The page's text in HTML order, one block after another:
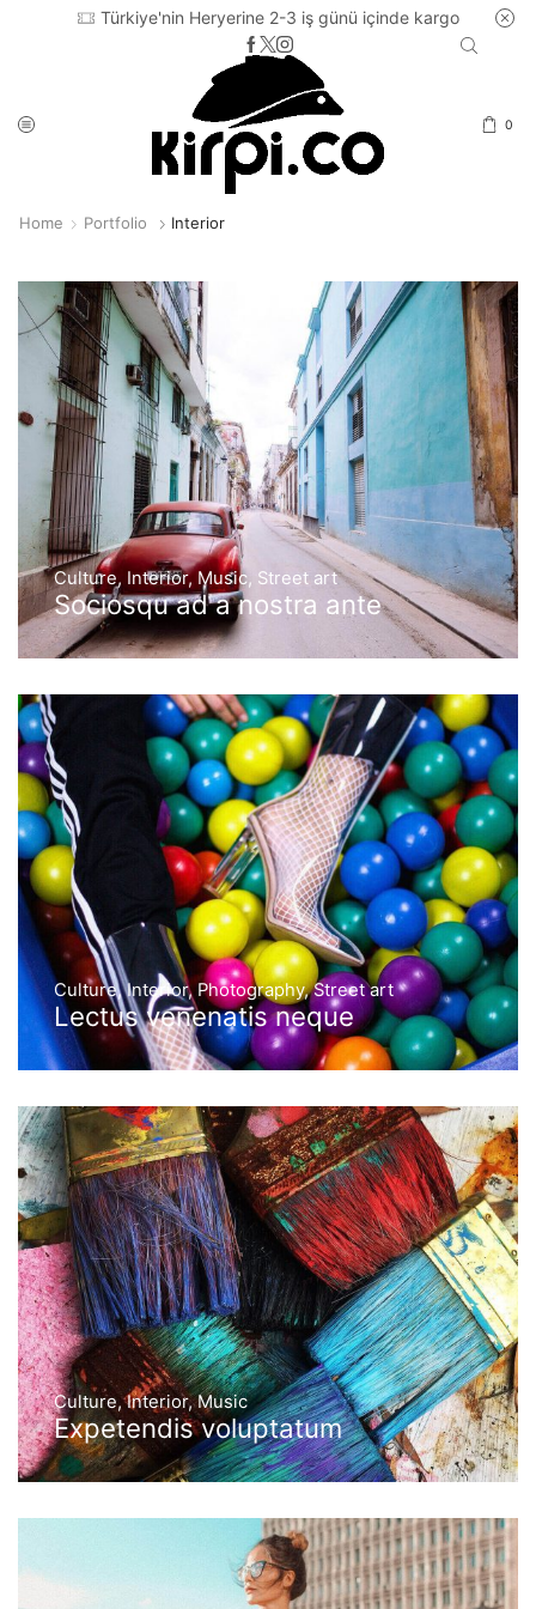
Türkiye'nin Heryerine 2-3 iş günü içinde kargo
0
Home Portfolio Interior
Culture, Interior,Music, Street art
Sociosqu ad a nostra ante
Culture,Interior,Photography,Street art
Lectus venenatis neque
Culture,Interior,Music
Expetendis voluptatum